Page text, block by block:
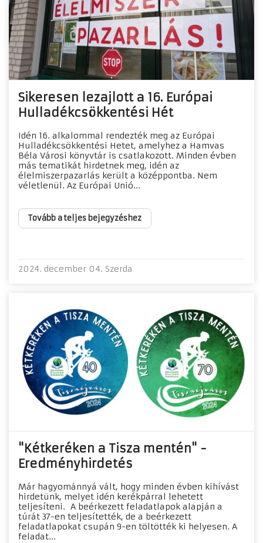
Sikeresen lezajlott a 16. Európai
Hulladékcsökkentési Hét
Idén 16. alkalommal rendezték meg az Európai
Hulladékcsökkentési Hetet, amelyhez a Hamvas
Béla Városi könyvtár is csatlakozott. Minden évben
más tematikát hirdetnek meg, idén az
élelmiszerpazarlás került a középpontba. Nem
véletlenül. Az Európai Unió...
Tovább a teljes bejegyzéshez
2024. december 04. Szerda
"Kétkeréken a Tisza mentén" -
Eredményhirdetés
Már hagyománnyá vált, hogy minden évben kihívást
hirdetünk, melyet idén kerékpárral lehetett
teljesíteni. A beérkezett feladatlapok alapján a
túrát 37-en teljesítették, de a beérkezett
feladatlapokat csupán 9-en töltötték ki helyesen. A
feladat...